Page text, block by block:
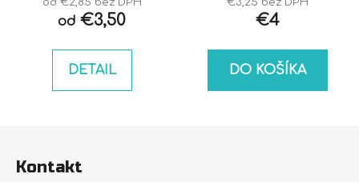
od €3,50
DETAIL
€4
DO KOŠÍKA
Kontakt